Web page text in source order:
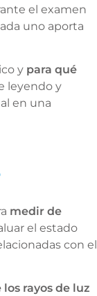
el examen
uno aporta
y para qué
leyendo y
en una
medir de
el estado
con el
rayos de luz